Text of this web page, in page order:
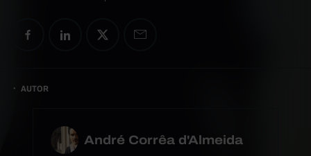
AUTOR
André Corrêa d'Almeida